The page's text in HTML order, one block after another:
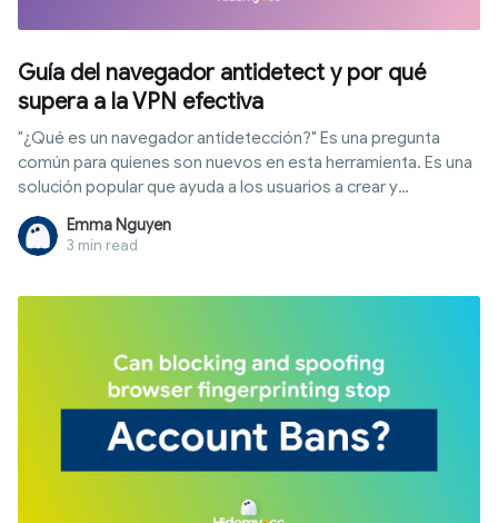
Guía del navegador antidetect y por qué
supera a la VPN efectiva
"¿Qué es un navegador antidetección?" Es una pregunta
común para quienes son nuevos en esta herramienta. Es una
solución popular que ayuda a los usuarios a crear y
administrar múltiples cuentas en línea en el mismo
dispositivo sin ser detectados ni suspendidos por los sitios
web. Entonces, ¿cómo funciona un navegador
Emma Nguyen
3 min read